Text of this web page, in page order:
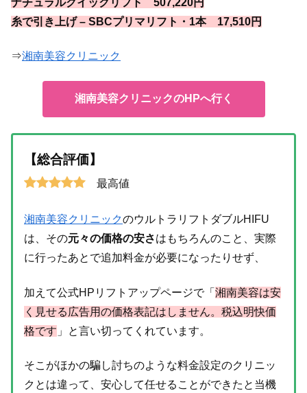
糸で引き上げ – SBCプリマリフト・1本 17,510円
⇒湘南美容クリニック
湘南美容クリニックのHPへ行く
【総合評価】
最高値
湘南美容クリニックのウルトラリフトダブルHIFU
は、その元々の価格の安さはもちろんのこと、実際
に行ったあとで追加料金が必要になったりせず、
加えて公式HPリフトアップページで「 湘南美容は安
く見せる広告用の価格表記はしません。税込明快価
格です 」と言い切ってくれています。
そこがほかの騙し討ちのような料金設定のクリニッ
クとは違って、安心して任せることができたと当機